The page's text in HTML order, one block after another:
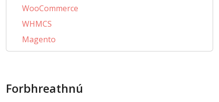
WooCommerce
WHMCS
Magento
PrestaShop
AbanteCart
Forbhreathnú